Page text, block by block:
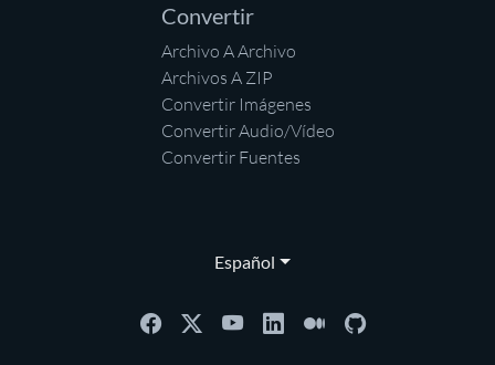
Convertir
Archivo A Archivo
Archivos A ZIP
Convertir Imágenes
Convertir Audio/Vídeo
Convertir Fuentes
Español